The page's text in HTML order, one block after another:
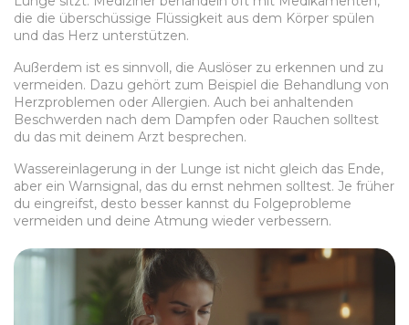
die die überschüssige Flüssigkeit aus dem Körper spülen
und das Herz unterstützen.
Außerdem ist es sinnvoll, die Auslöser zu erkennen und zu
vermeiden. Dazu gehört zum Beispiel die Behandlung von
Herzproblemen oder Allergien. Auch bei anhaltenden
Beschwerden nach dem Dampfen oder Rauchen solltest
du das mit deinem Arzt besprechen.
Wassereinlagerung in der Lunge ist nicht gleich das Ende,
aber ein Warnsignal, das du ernst nehmen solltest. Je früher
du eingreifst, desto besser kannst du Folgeprobleme
vermeiden und deine Atmung wieder verbessern.